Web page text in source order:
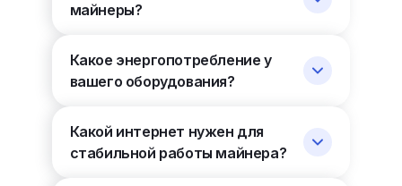
майнеры?
Какое энергопотребление у
вашего оборудования?
Какой интернет нужен для
стабильной работы майнера?